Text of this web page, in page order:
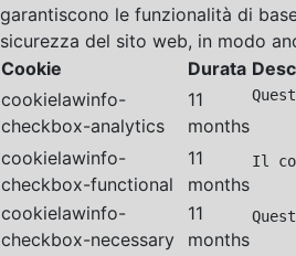
garantiscono le funzionalità di
sicurezza del sito web, in modo
Cookie
Durata
cookielawinfo-
checkbox-analytics
11
months
cookielawinfo-
checkbox-functional
11
months
Il
cookielawinfo-
checkbox-necessary
11
months